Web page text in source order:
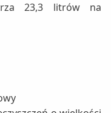
23,3 litrów na